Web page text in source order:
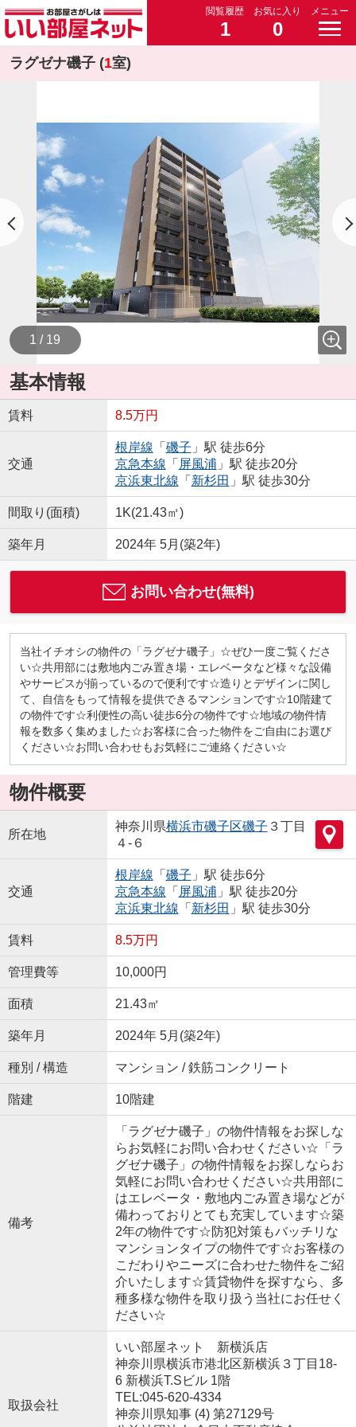
閲覧履歴
1
お気に入り
0
メニュー
ラグゼナ磯子 (1室)
1 / 19
基本情報
賃料 8.5万円
交通
根岸線 「 磯子 」駅 徒歩6分
京急本線 「 屏風浦 」駅 徒歩20分
京浜東北線 「 新杉田 」駅 徒歩30分
間取り(面積) 1K(21.43㎡)
築年月 2024年 5月(築2年)
お問い合わせ(無料)
当社イチオシの物件の「ラグゼナ磯子」☆ぜひ一度ご覧くださ
い☆共用部には敷地内ごみ置き場・エレベータなど様々な設備
やサービスが揃っているので便利です☆造りとデザインに関し
て、自信をもって情報を提供できるマンションです☆10階建て
の物件です☆利便性の高い徒歩6分の物件です☆地域の物件情
報を数多く集めました☆お客様に合った物件をご自由にお選び
ください☆お問い合わせもお気軽にご連絡ください☆
物件概要
所在地
神奈川県横浜市磯子区磯子 ３丁目
４-６
交通
根岸線 「 磯子 」駅 徒歩6分
京急本線 「 屏風浦 」駅 徒歩20分
京浜東北線 「 新杉田 」駅 徒歩30分
賃料 8.5万円
管理費等 10,000円
面積 21.43㎡
築年月 2024年 5月(築2年)
種別 / 構造 マンション / 鉄筋コンクリート
階建 10階建
備考
「ラグゼナ磯子」の物件情報をお探しな
らお気軽にお問い合わせください☆「ラ
グゼナ磯子」の物件情報をお探しならお
気軽にお問い合わせください☆共用部に
はエレベータ・敷地内ごみ置き場などが
備わっておりとても充実しています☆築
2年の物件です☆防犯対策もバッチリな
マンションタイプの物件です☆お客様の
こだわりやニーズに合わせた物件をご紹
介いたします☆賃貸物件を探すなら、多
種多様な物件を取り扱う当社にお任せく
ださい☆
取扱会社
いい部屋ネット 新横浜店
神奈川県横浜市港北区新横浜３丁目18-
6 新横浜T.Sビル 1階
TEL:045-620-4334
神奈川県知事 (4) 第27129号